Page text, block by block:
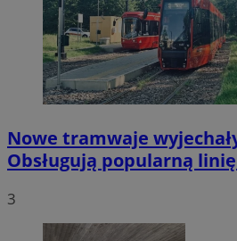
Nowe tramwaje
Obsługują popularną
3